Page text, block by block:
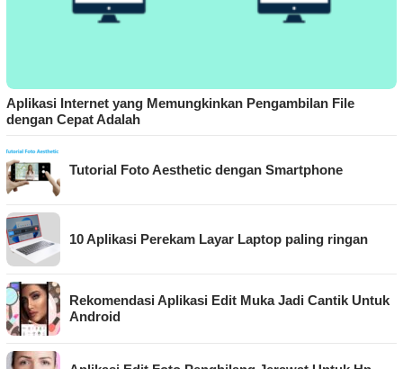
Aplikasi Internet yang Memungkinkan Pengambilan File
dengan Cepat Adalah
Tutorial Foto Aesthetic dengan Smartphone
10 Aplikasi Perekam Layar Laptop paling ringan
Rekomendasi Aplikasi Edit Muka Jadi Cantik Untuk
Android